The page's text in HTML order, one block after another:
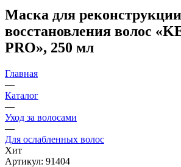
Маска для
восстановления волос
PRO», 250 мл
Главная
—
Каталог
—
Уход за волосами
—
Для ослабленных волос
Хит
Артикул: 91404